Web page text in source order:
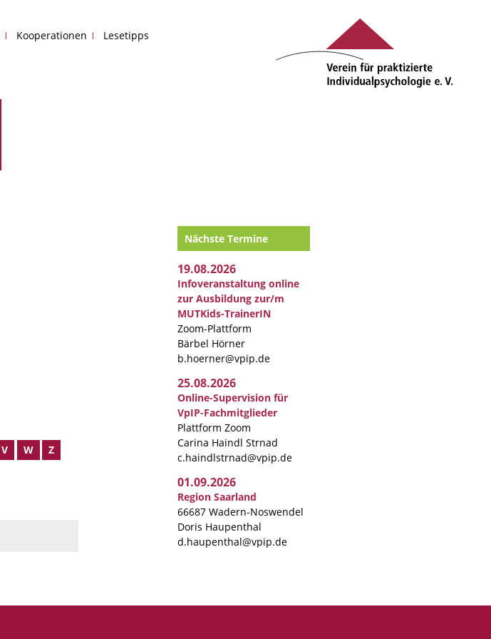
Kooperationen Lesetipps
V W Z
Nächste Termine
19.08.2026
Infoveranstaltung online
zur Ausbildung zur/m
MUTKids-TrainerIN
Zoom-Plattform
Bärbel Hörner
b.hoerner@vpip.de
25.08.2026
Online-Supervision für
VpIP-Fachmitglieder
Plattform Zoom
Carina Haindl Strnad
c.haindlstrnad@vpip.de
01.09.2026
Region Saarland
66687 Wadern-Noswendel
Doris Haupenthal
d.haupenthal@vpip.de